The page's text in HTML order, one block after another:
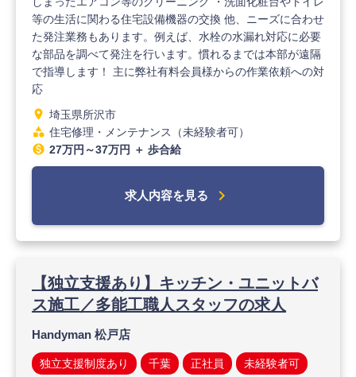
等の生活に関わる住宅設備機器の交換 他、ニーズに合わせ
た発注業務もあります。例えば、水栓の水漏れ対応に必要
な部品を調べて発注を行います。慣れるまでは本部が遠隔
で指導します！ 主に弊社有料会員様からの作業依頼への対
応
location_on 埼玉県所沢市
category 住宅修理・メンテナンス（未経験者可）
monetization_on 27万円～37万円 ＋ 歩合給
求人内容を見る chevron_right
【独立支援あり】キッチン・ユニットバ
ス施工／多能工職人スタッフの求人
Handyman 松戸店
独立支援制度あり 千葉 正社員 未経験者可